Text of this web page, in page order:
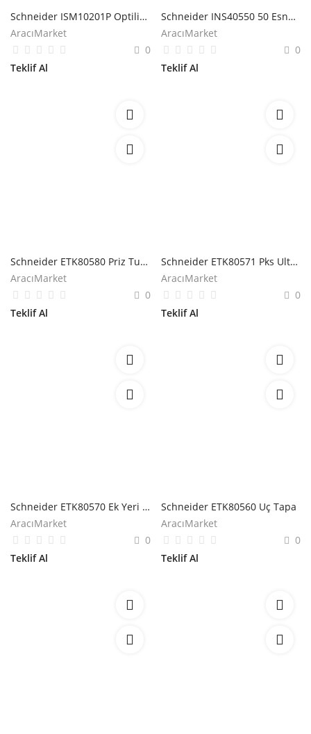
Schneider ISM10201P Optiline 45 95x55mm Kutup Beyazı İç Köşe
AracıMarket
0
Teklif Al
Schneider INS40550 50 Esnek Konduit Boru için Adaptör
AracıMarket
0
Teklif Al
Schneider ETK80580 Priz Tutucu
AracıMarket
0
Teklif Al
Schneider ETK80571 Pks Ultra 80x50mm Kablo Tutucu
AracıMarket
0
Teklif Al
Schneider ETK80570 Ek Yeri Kapatıcı
AracıMarket
0
Teklif Al
Schneider ETK80560 Uç Tapa
AracıMarket
0
Teklif Al